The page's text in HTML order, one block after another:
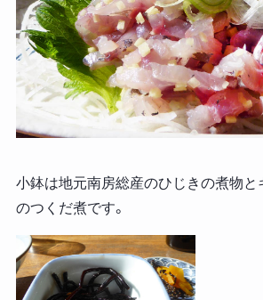
小鉢は地元南房総産のひじきの煮物と
のつくだ煮です。